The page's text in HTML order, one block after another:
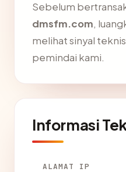
Sebelum
dmsfm.com,
melihat sinyal
pemindai kami.
Informasi
ALAMAT IP